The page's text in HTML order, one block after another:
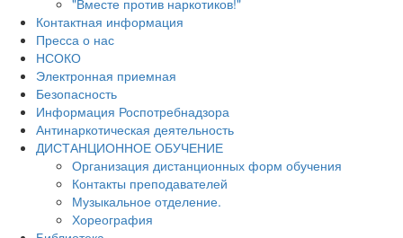
Контактная информация
Пресса о нас
НСОКО
Электронная приемная
Безопасность
Информация Роспотребнадзора
Антинаркотическая деятельность
ДИСТАНЦИОННОЕ ОБУЧЕНИЕ
Организация дистанционных форм обучения
Контакты преподавателей
Музыкальное отделение.
Хореография